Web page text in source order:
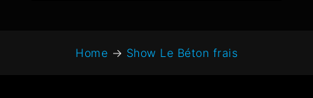
Home → Show Le Béton frais